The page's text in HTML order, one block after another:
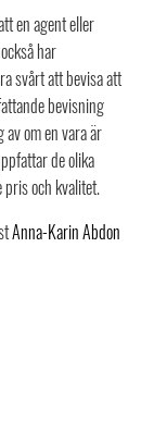
en agent eller
har
svårt att bevisa att
bevisning
om en vara är
de olika
och kvalitet.
Anna-Karin Abdon